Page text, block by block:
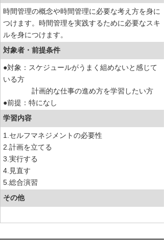
時間管理の概念や時間管理に必要な考え方を身に
つけます。時間管理を実践するために必要なスキ
ルを身につけます。
対象者・前提条件
●対象：スケジュールがうまく組めないと感じて
いる方
計画的な仕事の進め方を学習したい方
●前提：特になし
学習内容
1.セルフマネジメントの必要性
2.計画を立てる
3.実行する
4.見直す
5.総合演習
その他